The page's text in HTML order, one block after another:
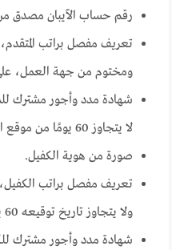
رقم حساب الآيبان مصدق
تعريف مفصل براتب
ومختوم من جهة العمل، على ألا
شهادة مدد وأجور مشترك
لا يتجاوز 60 يومًا من موقع التأمينات الاجتماعية.
صورة من هوية الكفيل.
تعريف مفصل براتب
ولا يتجاوز تاريخ توقيعه 60 يومًا.